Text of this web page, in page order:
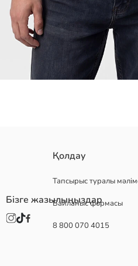
Дөңгелек жағалы және қысқа
Негізгі Мата:
Шығу елі:
Сатушы:
Қолдау
Тапсырыс туралы
Байланыс формасы
8 800 070 4015
Бізге жазылыңыздар